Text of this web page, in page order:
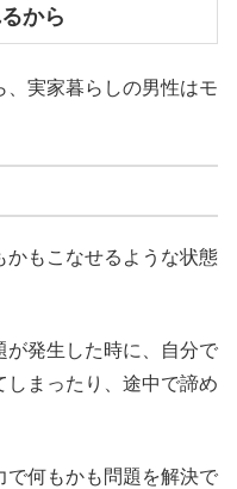
から
、実家暮らしの男性はモ
かもこなせるような状態
が発生した時に、自分で
まったり、途中で諦め
で何もかも問題を解決で